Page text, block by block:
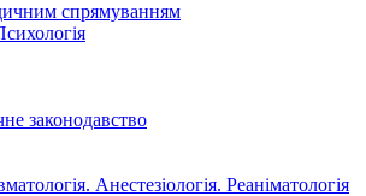
спрямуванням
законодавство
Анестезіологія. Реаніматологія